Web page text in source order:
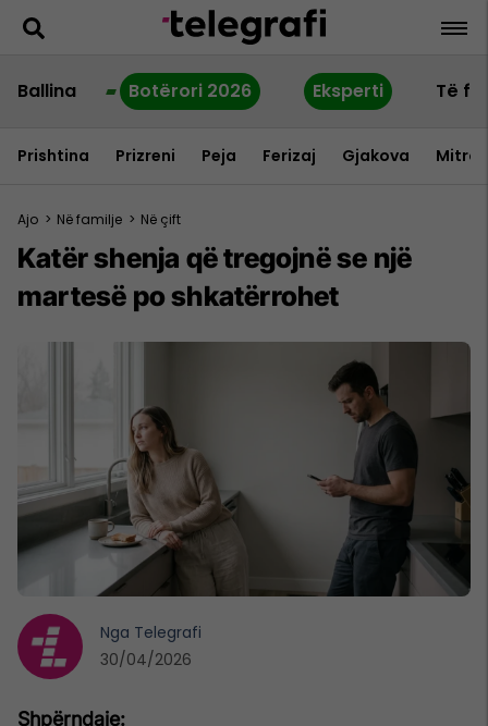
Ballina Botërori 2026 Eksperti Të
Prishtina Prizreni Peja Ferizaj Gjakova
Ajo > Në familje > Në çift
Katër shenja që tregojnë se një
martesë po shkatërrohet
Nga Telegrafi
30/04/2026